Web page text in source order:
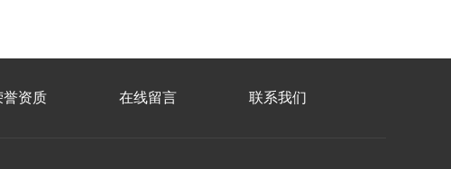
誉资质 在线留言 联系我们